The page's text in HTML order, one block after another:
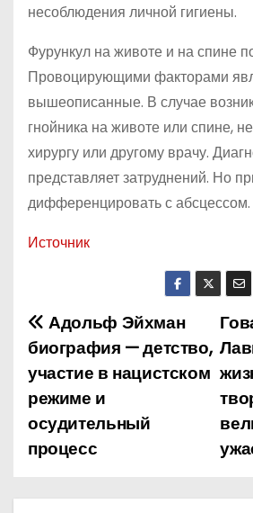
несоблюдения личной гигиены.
Фурункул на животе и на спине
Провоцирующими факторами
вышеописанные. В случае
гнойника на животе или спине,
хирургу или другому врачу.
представляет затруднений. Но
дифференцировать с абсцессом.
Источник
Н
а
в
и
Адольф Эйхман
биография — детство,
участие в нацистском
режиме и
осудительный
процесс